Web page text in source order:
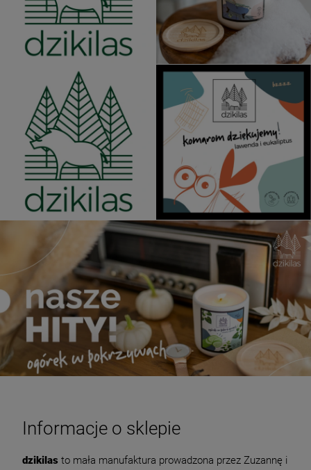
Informacje o sklepie
dzikilas to mała manufaktura prowadzona przez Zuzannę i